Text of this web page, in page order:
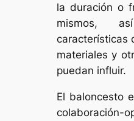
la duración o
mismos,
características
materiales y
puedan influir.
El baloncesto